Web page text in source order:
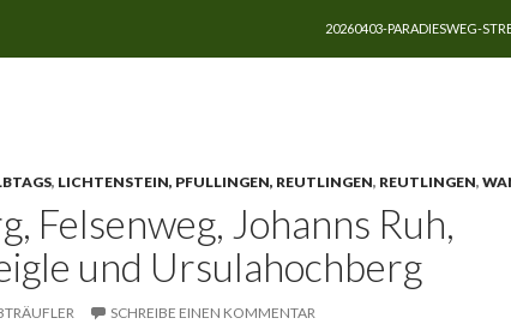
20260403-PARADIESWEG-
, LICHTENSTEIN, PFULLINGEN, REUTLINGEN, REUTLINGEN,
Felsenweg, Johanns Ruh,
und Ursulahochberg
SCHREIBE EINEN KOMMENTAR